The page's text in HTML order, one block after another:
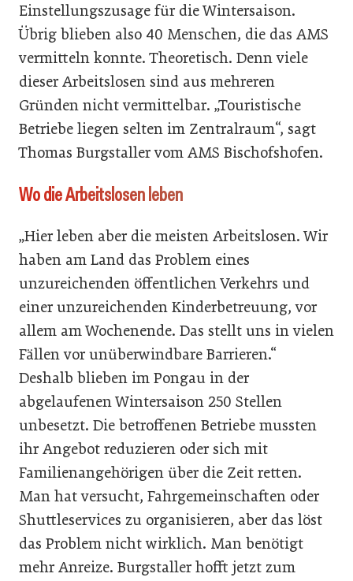
Einstellungszusage für die Wintersaison.
Übrig blieben also 40 Menschen, die das AMS
vermitteln konnte. Theoretisch. Denn viele
dieser Arbeitslosen sind aus mehreren
Gründen nicht vermittelbar. „Touristische
Betriebe liegen selten im Zentralraum“, sagt
Thomas Burgstaller vom AMS Bischofshofen.
Wo die Arbeitslosen leben
„Hier leben aber die meisten Arbeitslosen. Wir
haben am Land das Problem eines
unzureichenden öffentlichen Verkehrs und
einer unzureichenden Kinderbetreuung, vor
allem am Wochenende. Das stellt uns in vielen
Fällen vor unüberwindbare Barrieren.“
Deshalb blieben im Pongau in der
abgelaufenen Wintersaison 250 Stellen
unbesetzt. Die betroffenen Betriebe mussten
ihr Angebot reduzieren oder sich mit
Familienangehörigen über die Zeit retten.
Man hat versucht, Fahrgemeinschaften oder
Shuttleservices zu organisieren, aber das löst
das Problem nicht wirklich. Man benötigt
mehr Anreize. Burgstaller hofft jetzt zum